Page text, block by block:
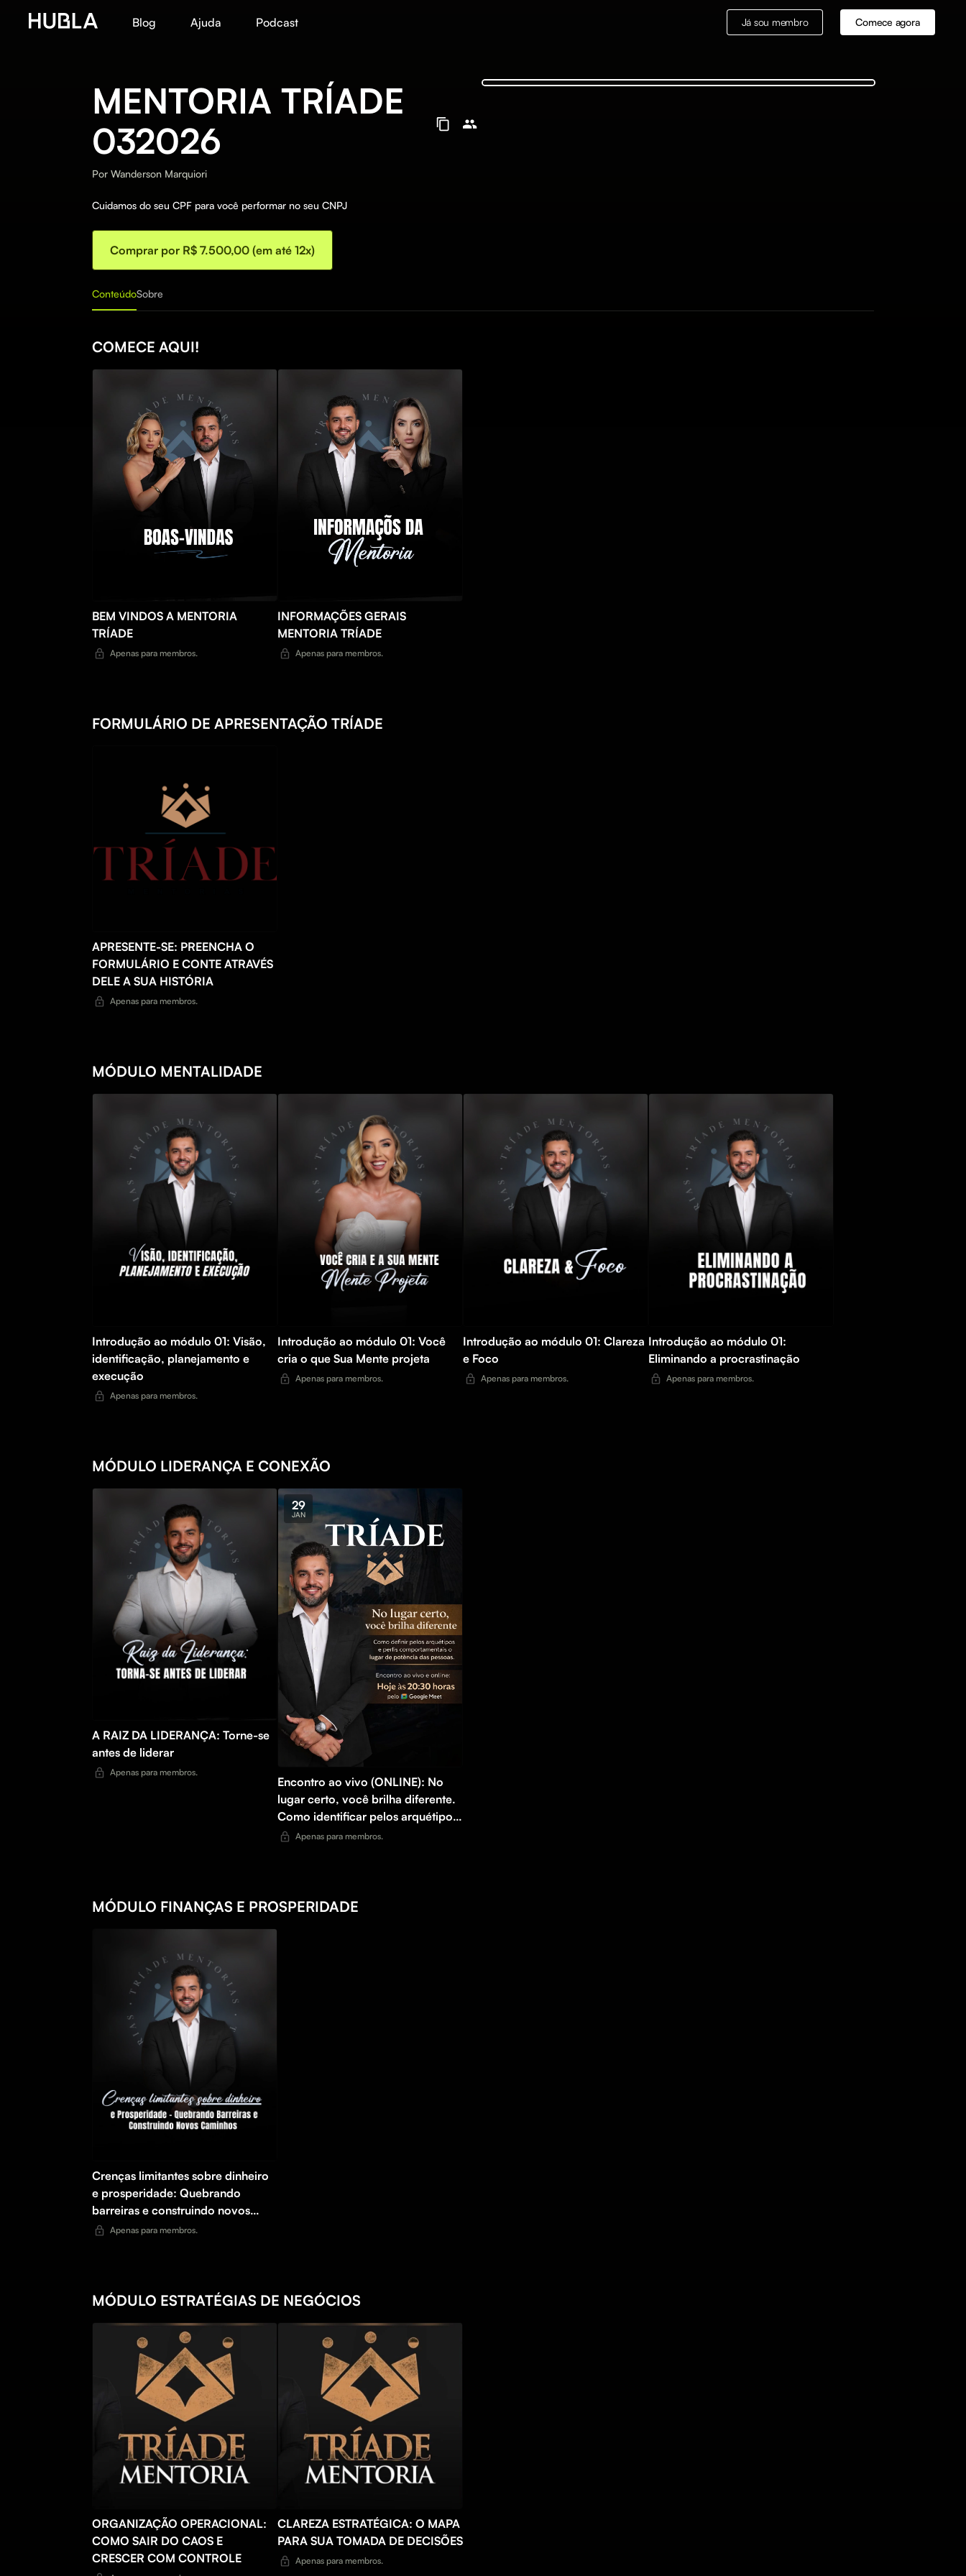
Blog Ajuda Podcast Já sou membro Comece agora
MENTORIA TRÍADE
032026
Por Wanderson Marquiori
Cuidamos do seu CPF para você performar no seu CNPJ
Comprar por R$ 7.500,00 (em até 12x)
ConteúdoSobre
COMECE AQUI!
BEM VINDOS A MENTORIA
TRÍADE
Apenas para membros.
INFORMAÇÕES GERAIS
MENTORIA TRÍADE
Apenas para membros.
FORMULÁRIO DE APRESENTAÇÃO TRÍADE
APRESENTE-SE: PREENCHA O
FORMULÁRIO E CONTE ATRAVÉS
DELE A SUA HISTÓRIA
Apenas para membros.
MÓDULO MENTALIDADE
Introdução ao módulo 01: Visão,
identificação, planejamento e
execução
Apenas para membros.
Introdução ao módulo 01: Você
cria o que Sua Mente projeta
Apenas para membros.
Introdução ao módulo 01: Clareza
e Foco
Apenas para membros.
Introdução ao módulo 01:
Eliminando a procrastinação
Apenas para membros.
MÓDULO LIDERANÇA E CONEXÃO
A RAIZ DA LIDERANÇA: Torne-se
antes de liderar
Apenas para membros.
29
JAN
Encontro ao vivo (ONLINE): No
lugar certo, você brilha diferente.
Como identificar pelos arquétipos
e perfis comportamentais o lugar
Apenas para membros.
MÓDULO FINANÇAS E PROSPERIDADE
Crenças limitantes sobre dinheiro
e prosperidade: Quebrando
barreiras e construindo novos
caminhos
Apenas para membros.
MÓDULO ESTRATÉGIAS DE NEGÓCIOS
ORGANIZAÇÃO OPERACIONAL:
COMO SAIR DO CAOS E
CRESCER COM CONTROLE
CLAREZA ESTRATÉGICA: O MAPA
PARA SUA TOMADA DE DECISÕES
Apenas para membros.